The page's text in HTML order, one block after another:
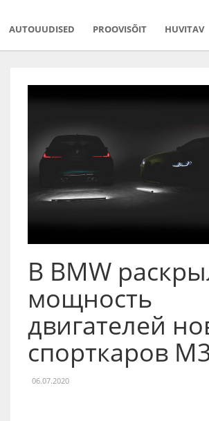
AUTOUUDISED PROOVISÕIT HUVITAV
В BMW
мощность
двигателей
спорткаров
06.07.2020